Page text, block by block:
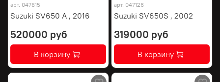
арт. 047815
Suzuki SV650 A , 2016
520000 руб
В корзину
арт. 047126
Suzuki SV650S , 2002
319000 руб
В корзину